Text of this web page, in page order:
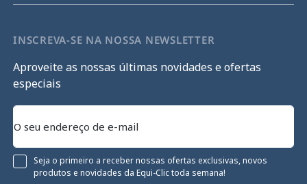
INSCREVA-SE NA NOSSA NEWSLETTER
Aproveite as nossas últimas novidades e ofertas
especiais
Seja o primeiro a receber nossas ofertas exclusivas, novos
produtos e novidades da Equi-Clic toda semana!